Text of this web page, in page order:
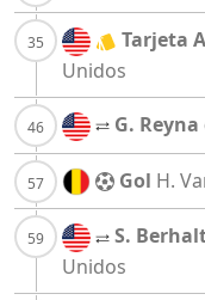
Tarjeta
Unidos
G.
Gol H.
S.
Unidos